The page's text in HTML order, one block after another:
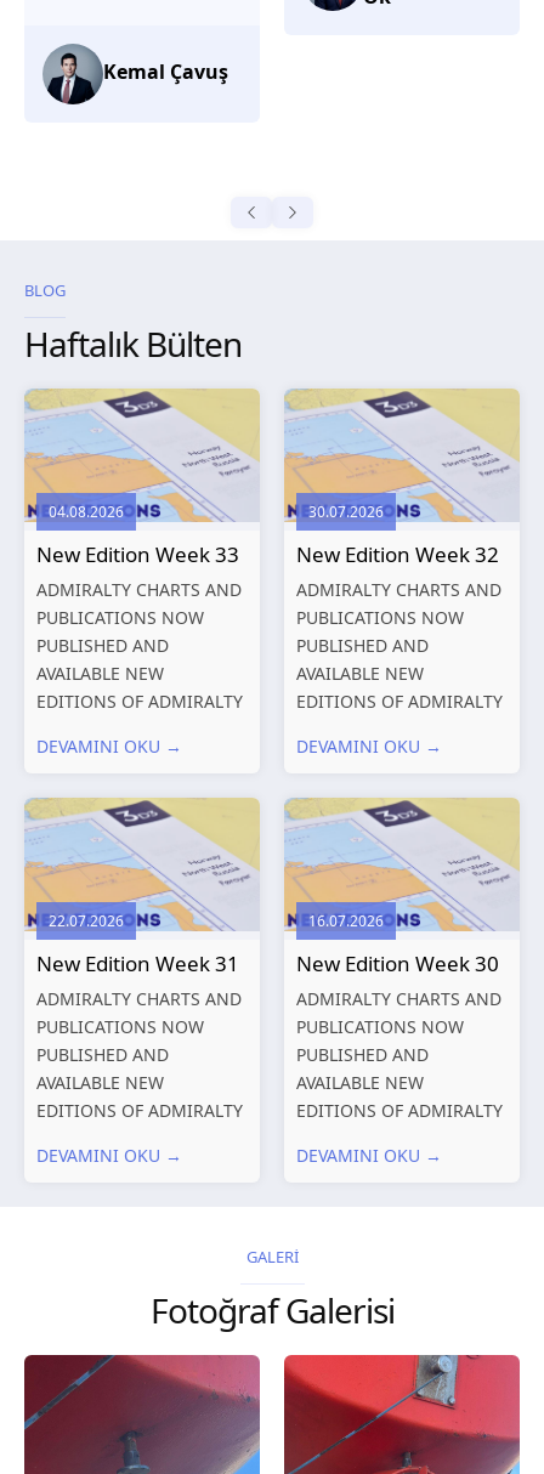
BLOG
Haftalık Bülten
04.08.2026
New Edition Week 33
ADMIRALTY CHARTS AND
PUBLICATIONS NOW
PUBLISHED AND
AVAILABLE NEW
EDITIONS OF ADMIRALTY
PUBLICATIONS New
Charts published 13
August 2026 Chart
Title, limits
and other remarks
319
International chart
DEVAMINI OKU →
30.07.2026
New Edition Week 32
ADMIRALTY CHARTS AND
PUBLICATIONS NOW
PUBLISHED AND
AVAILABLE NEW
EDITIONS OF ADMIRALTY
PUBLICATIONS New
Charts published 06
August 2026 Chart Title,
limits and other remarks
1602 China – Chang...
DEVAMINI OKU →
22.07.2026
New Edition Week 31
ADMIRALTY CHARTS AND
PUBLICATIONS NOW
PUBLISHED AND
AVAILABLE NEW
EDITIONS OF ADMIRALTY
PUBLICATIONS New
remarks 127 Korea
DEVAMINI OKU →
16.07.2026
New Edition Week 30
ADMIRALTY CHARTS AND
PUBLICATIONS NOW
PUBLISHED AND
AVAILABLE NEW
EDITIONS OF ADMIRALTY
PUBLICATIONS New
2026 Chart
Title, limits and other
remarks 67 Gulf of...
DEVAMINI OKU →
GALERİ
Fotoğraf Galerisi